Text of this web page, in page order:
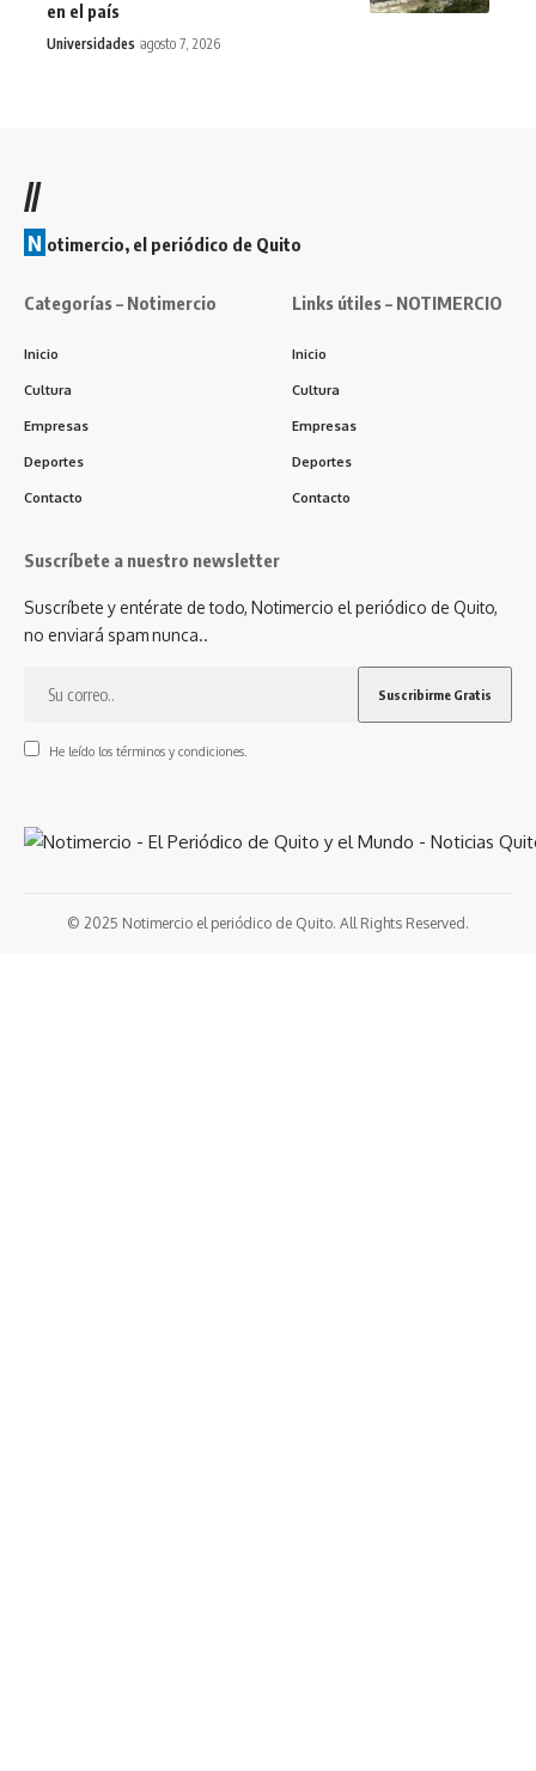
en el país
Universidades agosto 7, 2026
//
N otimercio, el periódico de Quito
Categorías – Notimercio
Inicio
Cultura
Empresas
Deportes
Contacto
Links útiles – NOTIMERCIO
Inicio
Cultura
Empresas
Deportes
Contacto
Suscríbete a nuestro newsletter
Suscríbete y entérate de todo, Notimercio el periódico de Quito,
no enviará spam nunca..
He leído los términos y condiciones.
© 2025 Notimercio el periódico de Quito. All Rights Reserved.